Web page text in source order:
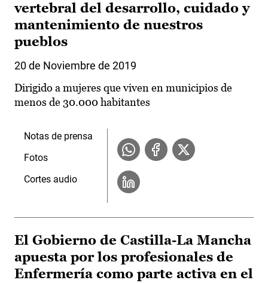
vertebral del desarrollo, cuidado y
mantenimiento de nuestros
pueblos
20 de Noviembre de 2019
Dirigido a mujeres que viven en municipios de
menos de 30.000 habitantes
Notas de prensa
Fotos
Cortes audio
El Gobierno de Castilla-La Mancha
apuesta por los profesionales de
Enfermería como parte activa en el